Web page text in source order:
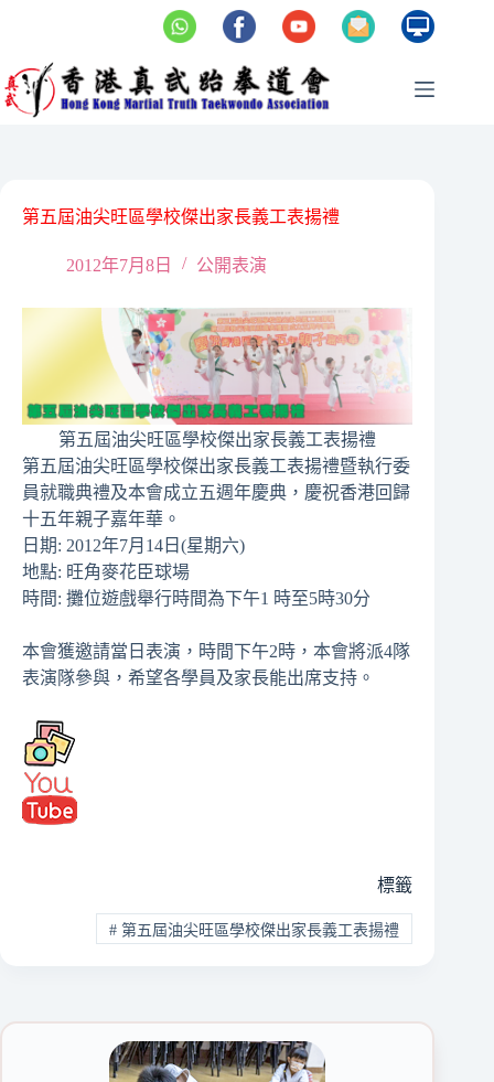
第五屆油尖旺區學校傑出家長義工表揚禮
2012年7月8日 公開表演
第五屆油尖旺區學校傑出家長義工表揚禮
第五屆油尖旺區學校傑出家長義工表揚禮暨執行委
員就職典禮及本會成立五週年慶典，慶祝香港回歸
十五年親子嘉年華。
日期: 2012年7月14日(星期六)
地點: 旺角麥花臣球場
時間: 攤位遊戲舉行時間為下午1 時至5時30分
本會獲邀請當日表演，時間下午2時，本會將派4隊
表演隊參與，希望各學員及家長能出席支持。
標籤
# 第五屆油尖旺區學校傑出家長義工表揚禮